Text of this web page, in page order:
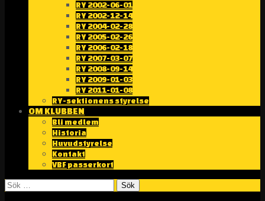
RY 2002-06-01
RY 2002-12-14
RY 2004-02-28
RY 2005-02-26
RY 2006-02-18
RY 2007-03-07
RY 2008-09-14
RY 2009-01-03
RY 2011-01-08
RY-sektionens styrelse
OM KLUBBEN
Bli medlem
Historia
Huvudstyrelse
Kontakt
VBF passerkort
Sök
efter: